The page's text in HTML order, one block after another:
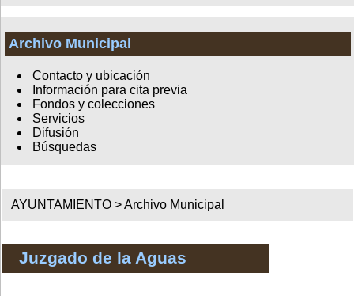
Archivo Municipal
Contacto y ubicación
Información para cita previa
Fondos y colecciones
Servicios
Difusión
Búsquedas
AYUNTAMIENTO >Archivo Municipal
Juzgado de la Aguas